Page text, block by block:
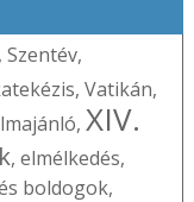
Szentév,
, Vatikán,
, XIV.
, elmélkedés,
boldogok,